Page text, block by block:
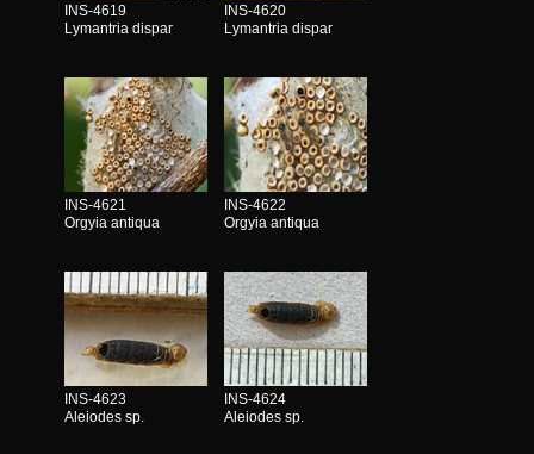
INS-4619
Lymantria dispar
INS-4620
Lymantria dispar
INS-4621
Orgyia antiqua
INS-4622
Orgyia antiqua
INS-4623
Aleiodes sp.
INS-4624
Aleiodes sp.